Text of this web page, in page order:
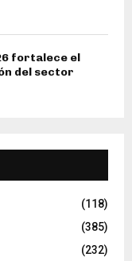
fortalece el
del sector
(118)
(385)
(232)